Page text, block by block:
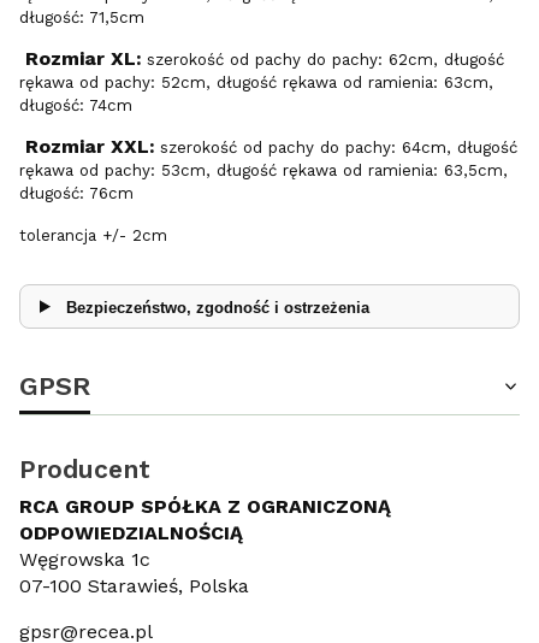
długość: 71,5cm
Rozmiar XL: szerokość od pachy do pachy: 62cm, długość
rękawa od pachy: 52cm, długość rękawa od ramienia: 63cm,
długość: 74cm
Rozmiar XXL: szerokość od pachy do pachy: 64cm, długość
rękawa od pachy: 53cm, długość rękawa od ramienia: 63,5cm,
długość: 76cm
tolerancja +/- 2cm
Bezpieczeństwo, zgodność i ostrzeżenia
GPSR
Producent
RCA GROUP SPÓŁKA Z OGRANICZONĄ
ODPOWIEDZIALNOŚCIĄ
Węgrowska 1c
07-100 Starawieś, Polska
gpsr@recea.pl